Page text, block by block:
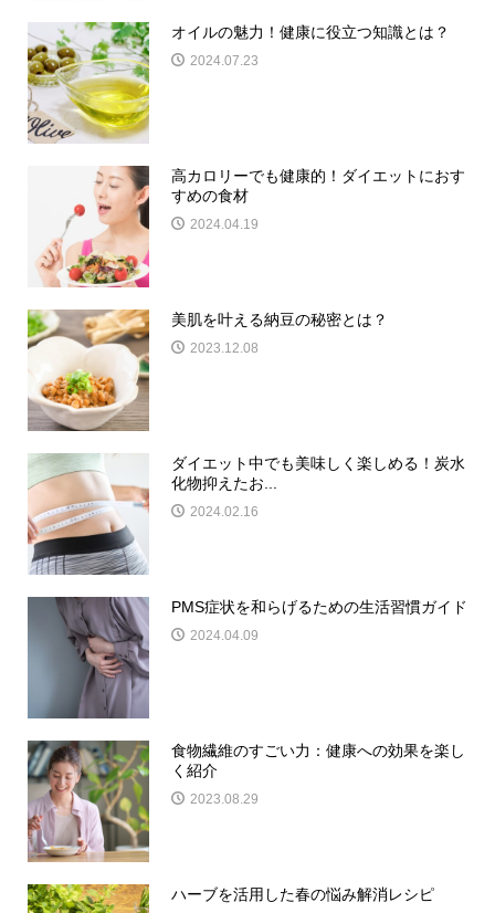
オイルの魅力！健康に役立つ知識とは？
2024.07.23
高カロリーでも健康的！ダイエットにおす
すめの食材
2024.04.19
美肌を叶える納豆の秘密とは？
2023.12.08
ダイエット中でも美味しく楽しめる！炭水
化物抑えたお...
2024.02.16
PMS症状を和らげるための生活習慣ガイド
2024.04.09
食物繊維のすごい力：健康への効果を楽し
く紹介
2023.08.29
ハーブを活用した春の悩み解消レシピ